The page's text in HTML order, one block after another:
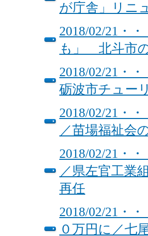
が庁舎」リニ
2018/02/21・
も」 北斗市
2018/02/21・
砺波市チュー
2018/02/21・
／苗場福祉会
2018/02/21・
／県左官工業
再任
2018/02/21・
０万円に／七